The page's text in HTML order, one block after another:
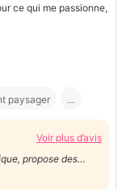
ce qui me passionne,
paysager ...
Voir plus d’avis
propose des